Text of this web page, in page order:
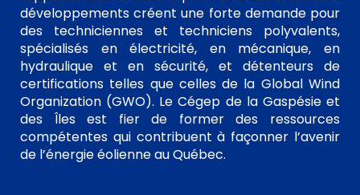
développements créent une forte demande pour
des techniciennes et techniciens polyvalents,
spécialisés en électricité, en mécanique, en
hydraulique et en sécurité, et détenteurs de
certifications telles que celles de la Global Wind
Organization (GWO). Le Cégep de la Gaspésie et
des Îles est fier de former des ressources
compétentes qui contribuent à façonner l’avenir
de l’énergie éolienne au Québec.